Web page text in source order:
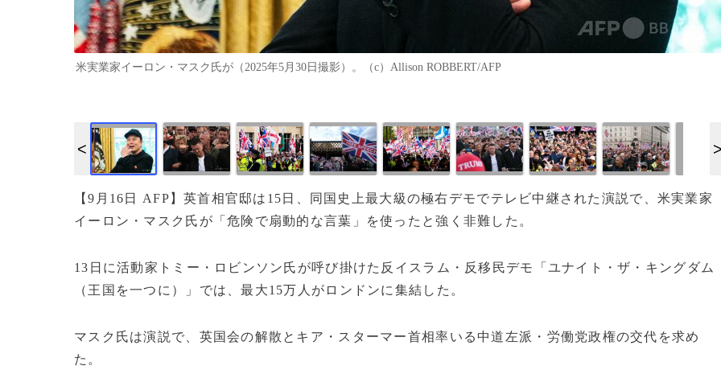
米実業家イーロン・マスク氏が（2025年5月30日撮影）。（c）Allison ROBBERT/AFP
【9月16日 AFP】英首相官邸は15日、同国史上最大級の極右デモでテレビ中継された演説で、米実業家
イーロン・マスク氏が「危険で扇動的な言葉」を使ったと強く非難した。
13日に活動家トミー・ロビンソン氏が呼び掛けた反イスラム・反移民デモ「ユナイト・ザ・キングダム
（王国を一つに）」では、最大15万人がロンドンに集結した。
マスク氏は演説で、英国会の解散とキア・スターマー首相率いる中道左派・労働党政権の交代を求め
た。